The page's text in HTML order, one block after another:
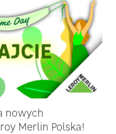
nowych
Merlin Polska!